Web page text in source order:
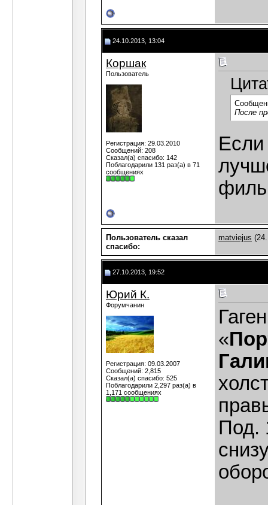
24.10.2013, 13:04
Коршак
Пользователь
Регистрация: 29.03.2010
Сообщений: 208
Сказал(а) спасибо: 142
Поблагодарили 131 раз(а) в 71
сообщениях
После
Пользователь сказал
cпасибо:
matviejus
27.10.2013, 19:52
Юрий К.
Форумчанин
Регистрация: 09.03.2007
Сообщений: 2,815
Сказал(а) спасибо: 525
Поблагодарили 2,297 раз(а) в
1,171 сообщениях
«
Под.